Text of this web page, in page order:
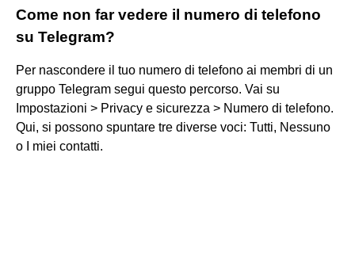
Come non far vedere il numero di telefono
su Telegram?
Per nascondere il tuo numero di telefono ai membri di un
gruppo Telegram segui questo percorso. Vai su
Impostazioni > Privacy e sicurezza > Numero di telefono.
Qui, si possono spuntare tre diverse voci: Tutti, Nessuno
o I miei contatti.